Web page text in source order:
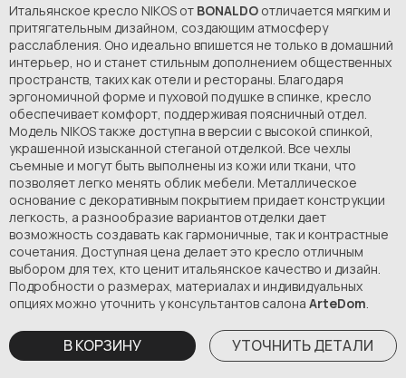
Итальянское кресло NIKOS от BONALDO отличается мягким и
притягательным дизайном, создающим атмосферу
расслабления. Оно идеально впишется не только в домашний
интерьер, но и станет стильным дополнением общественных
пространств, таких как отели и рестораны. Благодаря
эргономичной форме и пуховой подушке в спинке, кресло
обеспечивает комфорт, поддерживая поясничный отдел.
Модель NIKOS также доступна в версии с высокой спинкой,
украшенной изысканной стеганой отделкой. Все чехлы
съемные и могут быть выполнены из кожи или ткани, что
позволяет легко менять облик мебели. Металлическое
основание с декоративным покрытием придает конструкции
легкость, а разнообразие вариантов отделки дает
возможность создавать как гармоничные, так и контрастные
сочетания. Доступная цена делает это кресло отличным
выбором для тех, кто ценит итальянское качество и дизайн.
Подробности о размерах, материалах и индивидуальных
опциях можно уточнить у консультантов салона ArteDom.
В КОРЗИНУ УТОЧНИТЬ ДЕТАЛИ